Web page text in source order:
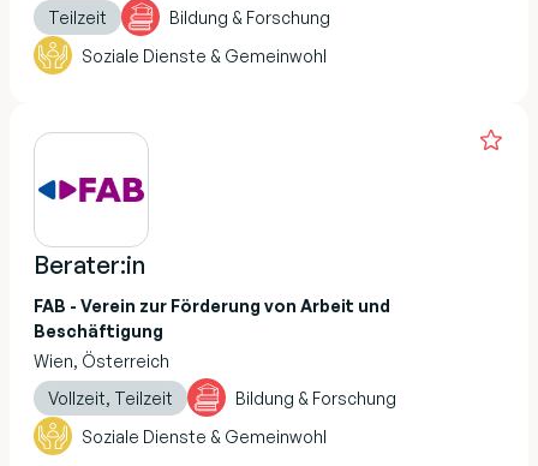
Teilzeit
Bildung & Forschung
Soziale Dienste & Gemeinwohl
Berater:in
FAB - Verein zur Förderung von Arbeit und
Beschäftigung
Wien, Österreich
Vollzeit, Teilzeit
Bildung & Forschung
Soziale Dienste & Gemeinwohl